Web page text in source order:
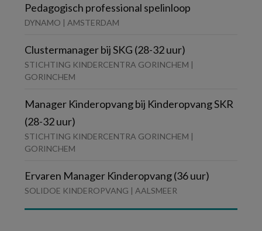
Pedagogisch professional spelinloop
DYNAMO | AMSTERDAM
Clustermanager bij SKG (28-32 uur)
STICHTING KINDERCENTRA GORINCHEM |
GORINCHEM
Manager Kinderopvang bij Kinderopvang SKR
(28-32 uur)
STICHTING KINDERCENTRA GORINCHEM |
GORINCHEM
Ervaren Manager Kinderopvang (36 uur)
SOLIDOE KINDEROPVANG | AALSMEER